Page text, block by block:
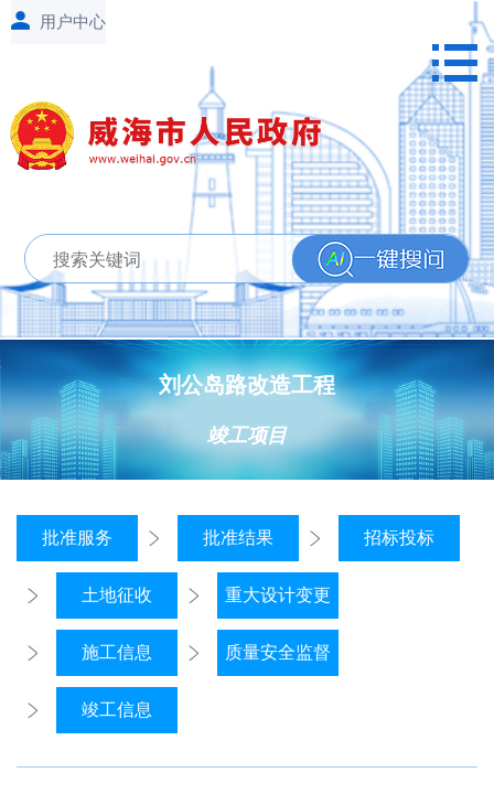
刘公岛路改造工程
竣工项目
批准服务 批准结果 招标投标
土地征收 重大设计变更
施工信息 质量安全监督
竣工信息